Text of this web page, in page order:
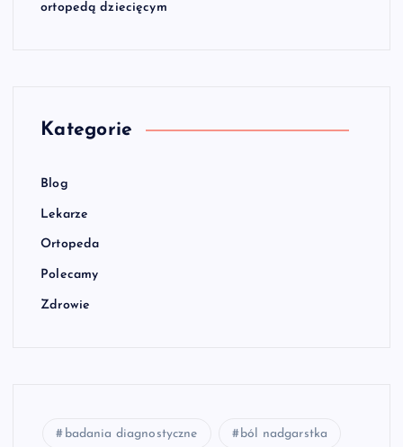
ortopedą dziecięcym
Kategorie
Blog
Lekarze
Ortopeda
Polecamy
Zdrowie
badania diagnostyczne ból nadgarstka